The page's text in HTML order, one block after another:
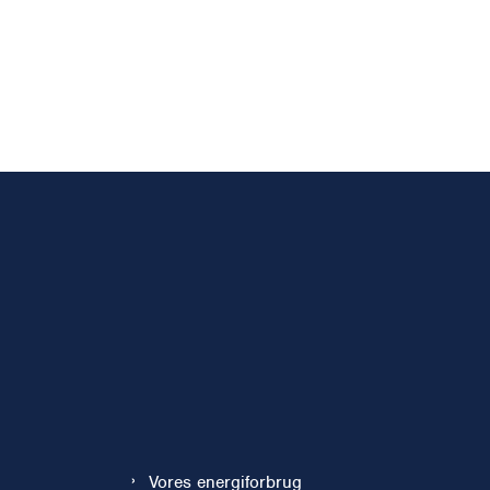
Vores energiforbrug